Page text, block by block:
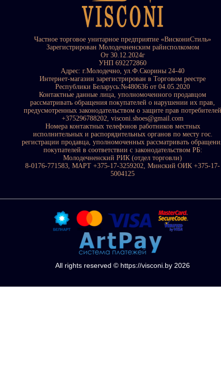
Частное торговое унитарное предприятие «ВискониСтиль»
Зарегистрирован Молодечненским райисполкомом
От 30.12.2024г
УНП 692272860
Адрес: г.Молодечно, ул.Ф.Скорины 24-40
Интернет-магазин зарегистрирован в Торговом реестре
Республики Беларусь:№480636 от 04.05.2020
Контактные данные лица, уполномоченного продавцом
рассматривать обращения покупателей о нарушении их прав,
предусмотренных законодательством о защите прав потребителей
+375296788202, visconi.shoes@gmail.com
Номера контактных телефонов работников местных
исполнительных и распорядительных органов по месту гос.
регистрации продавца, уполномоченных рассматривать
покупателей в соответствии с законодательством РБ:
Молодечненский РИК (отдел торговли)
8-0176-771583, МАРТ +375-17-3259202, Минский ОИК +375-17-
5004125
All rights reserved © https://visconi.by 2026